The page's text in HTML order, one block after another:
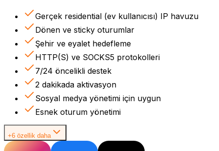
Gerçek residential (ev kullanıcısı) IP havuzu
Dönen ve sticky oturumlar
Şehir ve eyalet hedefleme
HTTP(S) ve SOCKS5 protokolleri
7/24 öncelikli destek
2 dakikada aktivasyon
Sosyal medya yönetimi için uygun
Esnek oturum yönetimi
+6 özellik daha